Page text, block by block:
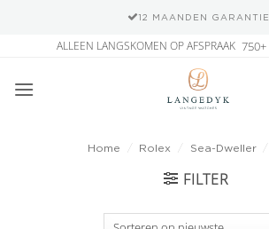
12 MAANDEN GARANTIE
inhoud
ALLEEN LANGSKOMEN OP AFSPRAAK 750+
Home Rolex Sea-Dweller
FILTER